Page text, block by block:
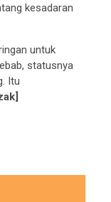
kesadaran
untuk
statusnya
Itu